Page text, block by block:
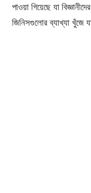
পাওয়া গিয়েছে যা
জিনিসগুলোর ব্যাখ্যা খুঁজে